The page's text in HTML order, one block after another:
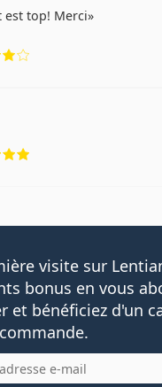
est top! Merci
visite sur
bonus en vous
et bénéficiez d'un